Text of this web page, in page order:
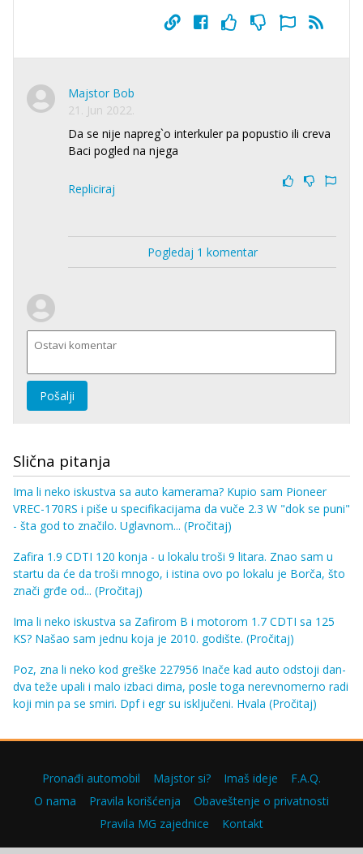
Majstor Bob
21. Jun 2022.
Da se nije napreg`o interkuler pa popustio ili creva
Baci pogled na njega
Repliciraj
Pogledaj 1 komentar
Pošalji
Slična pitanja
Ima li neko iskustva sa auto kamerama? Kupio sam Pioneer
VREC-170RS i piše u specifikacijama da vuče 2.3 W "dok se puni"
- šta god to značilo. Uglavnom... (Pročitaj)
Zafira 1.9 CDTI 120 konja - u lokalu troši 9 litara. Znao sam u
startu da će da troši mnogo, i istina ovo po lokalu je Borča, što
znači grđe od... (Pročitaj)
Ima li neko iskustva sa Zafirom B i motorom 1.7 CDTI sa 125
KS? Našao sam jednu koja je 2010. godište. (Pročitaj)
Poz, zna li neko kod greške 227956 Inače kad auto odstoji dan-
dva teže upali i malo izbaci dima, posle toga nerevnomerno radi
koji min pa se smiri. Dpf i egr su isključeni. Hvala (Pročitaj)
Pronađi automobil Majstor si? Imaš ideje
F.A.Q.
O nama
Pravila korišćenja
Obaveštenje o privatnosti
Pravila MG zajednice
Kontakt